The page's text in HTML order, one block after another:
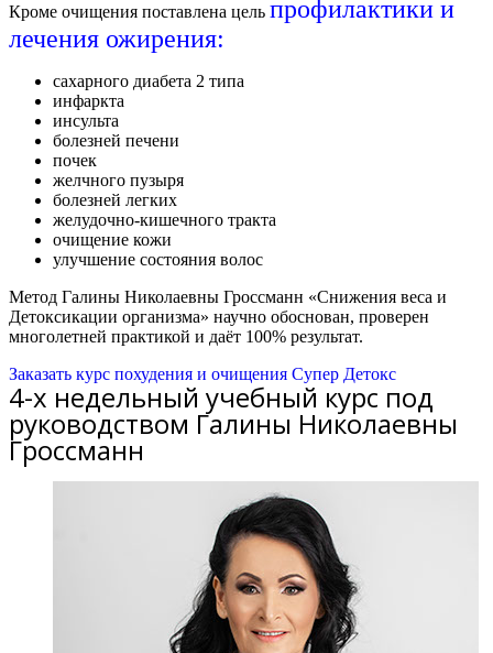
Кроме очищения поставлена цель профилактики и
лечения ожирения:
сахарного диабета 2 типа
инфаркта
инсульта
болезней печени
почек
желчного пузыря
болезней легких
желудочно-кишечного тракта
очищение кожи
улучшение состояния волос
Метод Галины Николаевны Гроссманн «Снижения веса и
Детоксикации организма» научно обоснован, проверен
многолетней практикой и даёт 100% результат.
Заказать курс похудения и очищения Супер Детокс
4-х недельный учебный курс под
руководством Галины Николаевны
Гроссманн